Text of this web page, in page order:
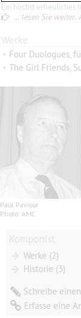
Ein höchst erfreuliches
... lesen Sie weiter.
Werke
• Four Duologues,
• The Girl Friends,
Paul Paviour
Photo: AMC
Werke (2)
Historie (3)
Schreibe
Erfasse eine